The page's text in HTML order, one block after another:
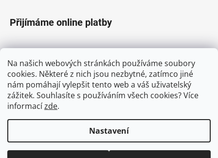
Na našich webových stránkách používáme soubory
cookies. Některé z nich jsou nezbytné, zatímco jiné
nám pomáhají vylepšit tento web a váš uživatelský
zážitek. Souhlasíte s používáním všech cookies?Více
informacízde.
Nastavení
Přijímáme online platby
Facebook
Vytvořil Shoptet